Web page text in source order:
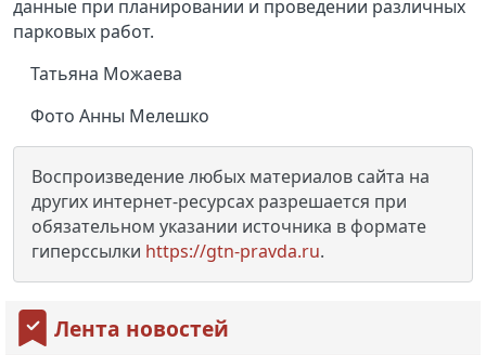
данные при планировании и проведении различных
парковых работ.
Татьяна Можаева
Фото Анны Мелешко
Воспроизведение любых материалов сайта на
других интернет-ресурсах разрешается при
обязательном указании источника в формате
гиперссылки https://gtn-pravda.ru.
Лента новостей